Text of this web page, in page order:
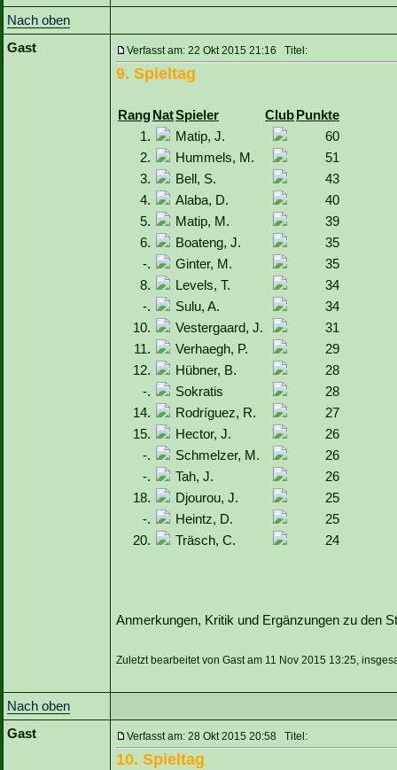
Nach oben
Gast
Verfasst am: 22 Okt 2015 21:16 Titel:
9. Spieltag
RangNatSpieler ClubPunkte
1.
Matip, J.
60
2.
Hummels, M.
51
3.
Bell, S.
43
4.
Alaba, D.
40
5.
Matip, M.
39
6.
Boateng, J.
35
-.
Ginter, M.
35
8.
Levels, T.
34
-.
Sulu, A.
34
10.
Vestergaard, J.
31
11.
Verhaegh, P.
29
12.
Hübner, B.
28
-.
Sokratis
28
14.
Rodríguez, R.
27
15.
Hector, J.
26
-.
Schmelzer, M.
26
-.
Tah, J.
26
18.
Djourou, J.
25
-.
Heintz, D.
25
20.
Träsch, C. 24
Anmerkungen, Kritik und Ergänzungen zu den
Zuletzt bearbeitet von Gast am 11 Nov 2015 13:25,
Nach oben
Gast
Verfasst am: 28 Okt 2015 20:58 Titel:
10. Spieltag